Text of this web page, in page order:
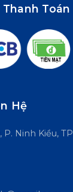
Toán
Hệ
P. Ninh Kiều,